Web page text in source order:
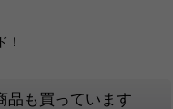
！
品も買っています